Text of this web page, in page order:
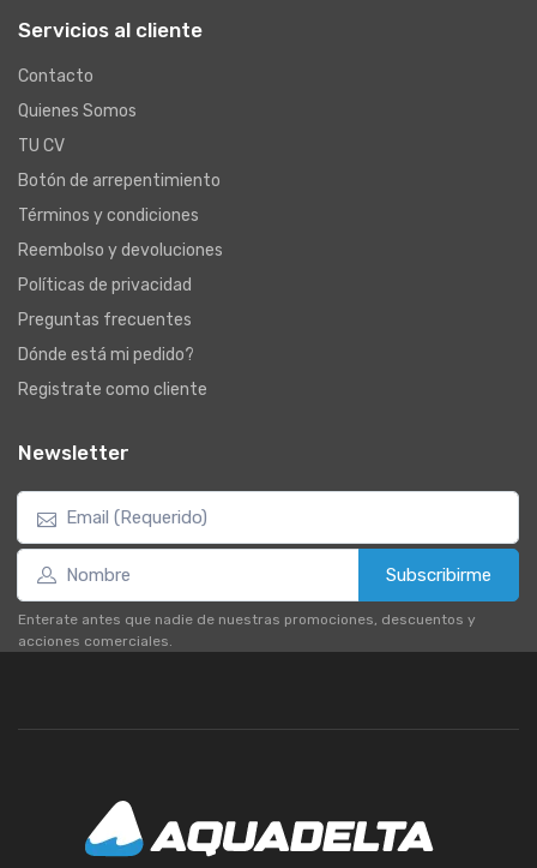
Servicios al cliente
Contacto
Quienes Somos
TU CV
Botón de arrepentimiento
Términos y condiciones
Reembolso y devoluciones
Políticas de privacidad
Preguntas frecuentes
Dónde está mi pedido?
Registrate como cliente
Newsletter
Subscribirme
Enterate antes que nadie de nuestras promociones, descuentos y
acciones comerciales.